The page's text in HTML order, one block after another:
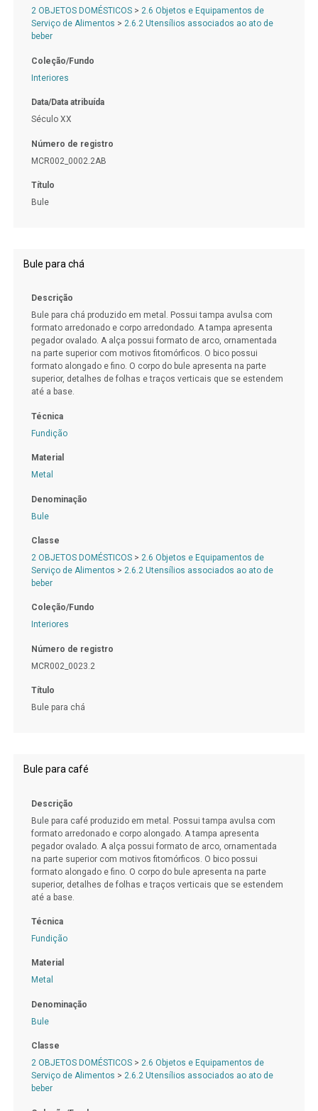
2 OBJETOS DOMÉSTICOS> 2.6 Objetos e Equipamentos de
Serviço de Alimentos > 2.6.2 Utensílios associados ao ato de
beber
Coleção/Fundo
Interiores
Data/Data atribuída
Século XX
Número de registro
MCR002_0002.2AB
Título
Bule
Bule para chá
Descrição
Bule para chá produzido em metal. Possui tampa avulsa com
formato arredonado e corpo arredondado. A tampa apresenta
pegador ovalado. A alça possui formato de arco, ornamentada
na parte superior com motivos fitomórficos. O bico possui
formato alongado e fino. O corpo do bule apresenta na parte
superior, detalhes de folhas e traços verticais que se estendem
até a base.
Técnica
Fundição
Material
Metal
Denominação
Bule
Classe
2 OBJETOS DOMÉSTICOS> 2.6 Objetos e Equipamentos de
Serviço de Alimentos > 2.6.2 Utensílios associados ao ato de
beber
Coleção/Fundo
Interiores
Número de registro
MCR002_0023.2
Título
Bule para chá
Bule para café
Descrição
Bule para café produzido em metal. Possui tampa avulsa com
formato arredonado e corpo alongado. A tampa apresenta
pegador ovalado. A alça possui formato de arco, ornamentada
na parte superior com motivos fitomórficos. O bico possui
formato alongado e fino. O corpo do bule apresenta na parte
superior, detalhes de folhas e traços verticais que se estendem
até a base.
Técnica
Fundição
Material
Metal
Denominação
Bule
Classe
2 OBJETOS DOMÉSTICOS> 2.6 Objetos e Equipamentos de
Serviço de Alimentos > 2.6.2 Utensílios associados ao ato de
beber